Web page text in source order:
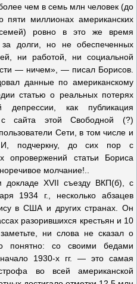
чем в семь млн человек (до
миллионах американских
ровно в это же время
долги, но не обеспеченных
ни работой, ни социальной
— ничем», — писал Борисов.
данные по американскому
статью о реальных потерях
как публикация
сайта этой Свободной (?)
Сети, в том числе и
И, подчеркну, до сих пор с
опровержений статьи Бориса
молчание!..
XVII съезду ВКП(б), с
1934 г., несколько абзацев
в США и других странах. Он
разорившихся крестьян и 10
ни слова не сказал о
понятно: со своими бедами
1930-х гг. — это самая
во всей американской